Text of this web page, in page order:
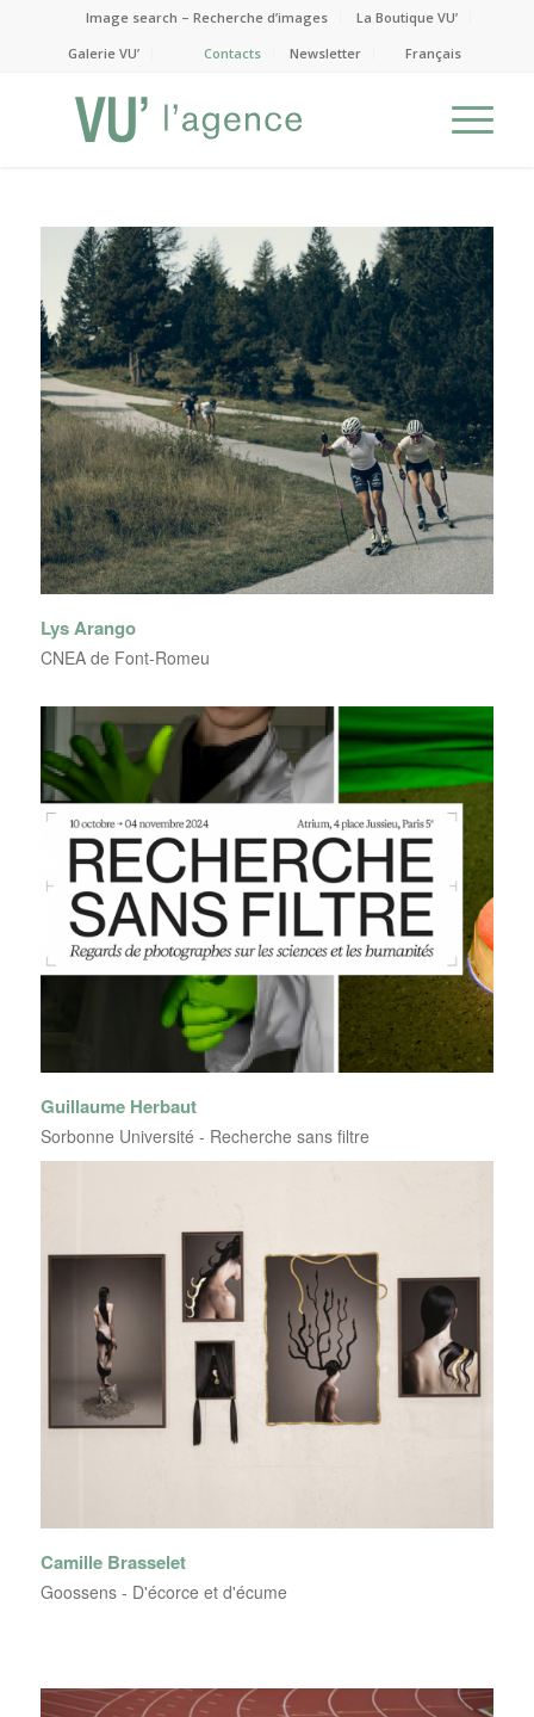
Image search – Recherche d’images
La Boutique VU’
Galerie VU’
Contacts Newsletter Français
Lys Arango
CNEA de Font-Romeu
Guillaume Herbaut
Sorbonne Université - Recherche sans filtre
Camille Brasselet
Goossens - D'écorce et d'écume